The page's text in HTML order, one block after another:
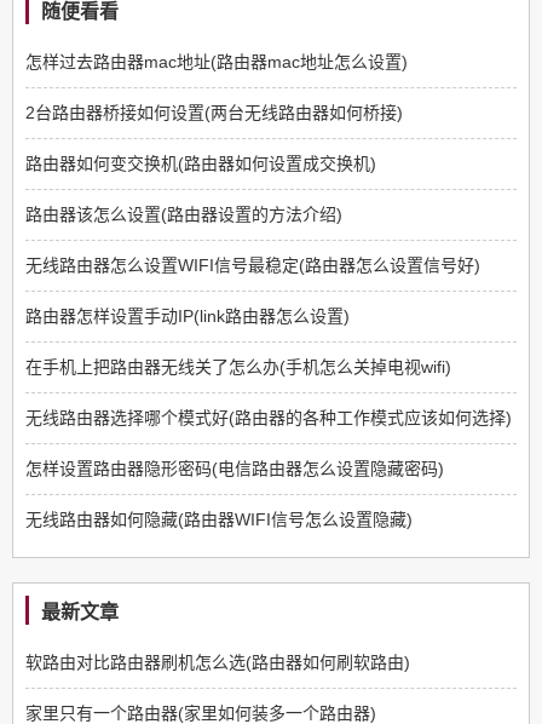
随便看看
怎样过去路由器mac地址(路由器mac地址怎么设置)
2台路由器桥接如何设置(两台无线路由器如何桥接)
路由器如何变交换机(路由器如何设置成交换机)
路由器该怎么设置(路由器设置的方法介绍)
无线路由器怎么设置WIFI信号最稳定(路由器怎么设置信号好)
路由器怎样设置手动IP(link路由器怎么设置)
在手机上把路由器无线关了怎么办(手机怎么关掉电视wifi)
无线路由器选择哪个模式好(路由器的各种工作模式应该如何选择)
怎样设置路由器隐形密码(电信路由器怎么设置隐藏密码)
无线路由器如何隐藏(路由器WIFI信号怎么设置隐藏)
最新文章
软路由对比路由器刷机怎么选(路由器如何刷软路由)
家里只有一个路由器(家里如何装多一个路由器)